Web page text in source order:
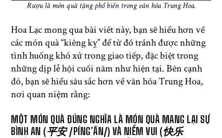
Rượu là món quà tặng phổ biến trong văn hóa Trung Hoa.
Hoa Lạc mong qua bài viết này, bạn sẽ hiểu hơn về
các món quà “kiêng kỵ” để từ đó tránh được những
tình huống khó xử trong giao tiếp, đặc biệt trong
những dịp lễ hội cuối năm như hiện tại. Bên cạnh
đó, bạn sẽ hiểu sâu sắc hơn về văn hóa Trung Hoa,
nơi quan niệm rằng:
MỘT MÓN QUÀ ĐÚNG NGHĨA LÀ MÓN QUÀ MANG LẠI SỰ
BÌNH AN (平安 /PÍNG’ĀN/) VÀ NIỀM VUI (快乐